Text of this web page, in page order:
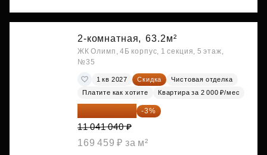
2-комнатная, 63.2м²
ЖК Олимп, 4Б корпус, 1 секция, 5 этаж,
№35
1 кв 2027 Скидка
Чистовая отделка
Платите как хотите
Квартира за 2 000 ₽/мес
10 709 809 ₽ -3%
11 041 040 ₽
169 459 ₽ за м²